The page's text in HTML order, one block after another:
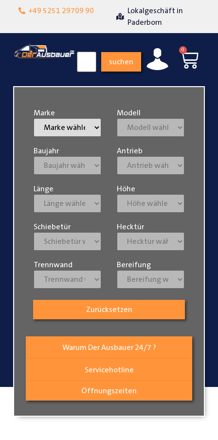
+49 5251 29709 90
Lokalgeschäft in
Paderborn
suchen
0
Warum Der Ausbauer 24/7 ?
Servicehotline
Öffnungszeiten
Marke Modell
Baujahr Antrieb
Länge Höhe
Schiebetür Hecktür
Trennwand Bereifung
Zurücksetzen